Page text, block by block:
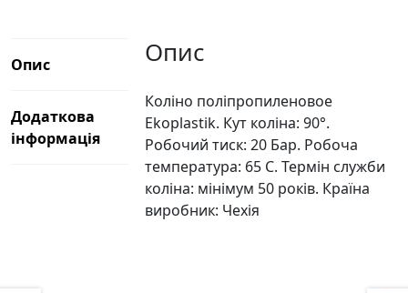
Опис
Додаткова
інформація
Опис
Коліно поліпропиленовое
Ekoplastik. Кут коліна: 90°.
Робочий тиск: 20 Бар. Робоча
температура: 65 С. Термін служби
коліна: мінімум 50 років. Країна
виробник: Чехія